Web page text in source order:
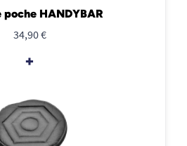
poche HANDYBAR
34,90 €
+